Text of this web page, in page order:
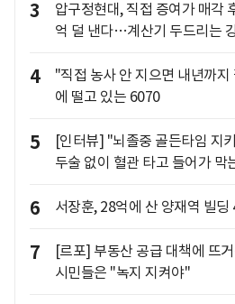
3
압구정현대, 직접 증여가 매각
억 덜 낸다…계산기 두드리는
4
"직접 농사 안 지으면 내년까
에 떨고 있는 6070
5
[인터뷰] "뇌졸중 골든타임 지
두술 없이 혈관 타고 들어가 막
6 서장훈, 28억에 산 양재역 빌
7
[르포] 부동산 공급 대책에 뜨
시민들은 "녹지 지켜야"